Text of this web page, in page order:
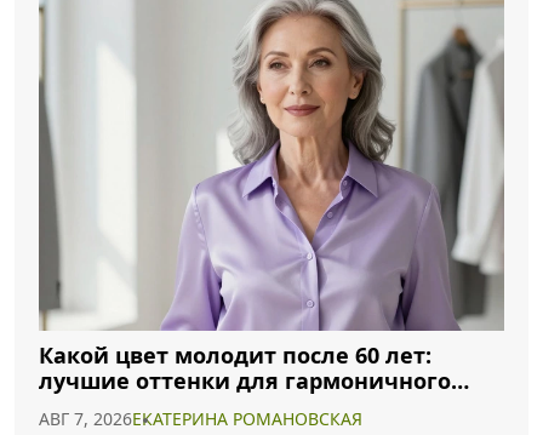
Какой цвет молодит после 60 лет:
лучшие оттенки для гармоничного
образа
АВГ 7, 2026ЕКАТЕРИНА РОМАНОВСКАЯ